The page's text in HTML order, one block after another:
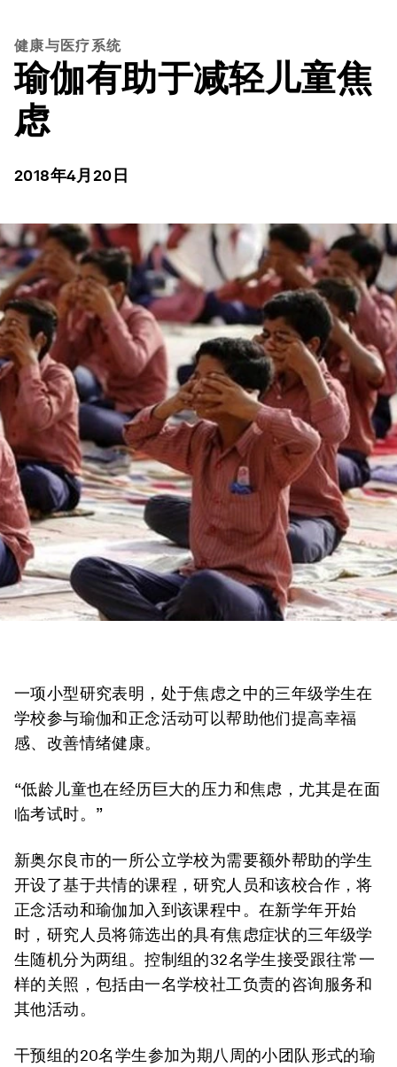
健康与医疗系统
瑜伽有助于减轻儿童焦
虑
2018年4月20日
一项小型研究表明，处于焦虑之中的三年级学生在
学校参与瑜伽和正念活动可以帮助他们提高幸福
感、改善情绪健康。
“低龄儿童也在经历巨大的压力和焦虑，尤其是在面
临考试时。”
新奥尔良市的一所公立学校为需要额外帮助的学生
开设了基于共情的课程，研究人员和该校合作，将
正念活动和瑜伽加入到该课程中。在新学年开始
时，研究人员将筛选出的具有焦虑症状的三年级学
生随机分为两组。控制组的32名学生接受跟往常一
样的关照，包括由一名学校社工负责的咨询服务和
其他活动。
干预组的20名学生参加为期八周的小团队形式的瑜